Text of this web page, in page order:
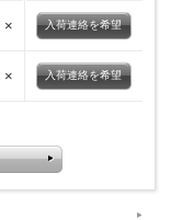
× 入荷連絡を希望
× 入荷連絡を希望